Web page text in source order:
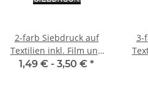
2-farb Siebdruck auf
Textilien inkl. Film und
Sieberstellung
1,49 € - 3,50 € *
3-